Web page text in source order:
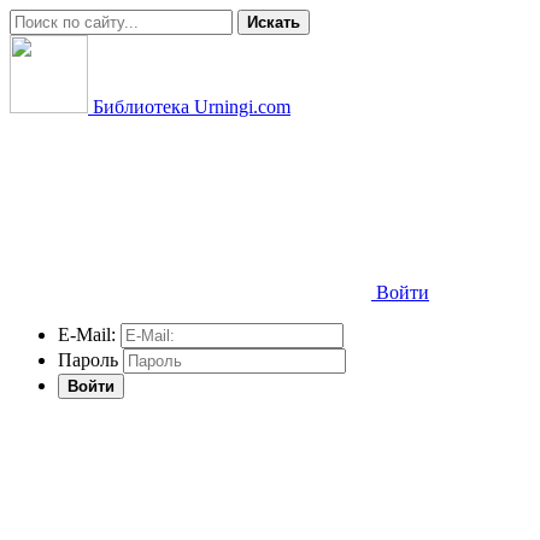
Искать
Библиотека Urningi.com
Войти
E-Mail:
Пароль
Войти